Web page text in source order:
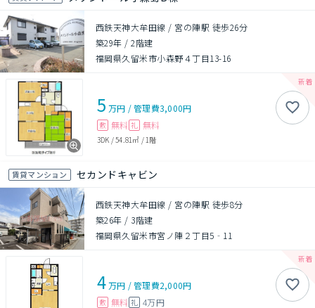
西鉄天神大牟田線 / 宮の陣駅 徒歩26分
築29年 /2階建
福岡県久留米市小森野４丁目13-16
5 万円 /管理費3,000円
敷 無料 礼 無料
3DK /54.81㎡ / 1階
賃貸マンション セカンドキャビン
西鉄天神大牟田線 / 宮の陣駅 徒歩8分
築26年 / 3階建
福岡県久留米市宮ノ陣２丁目5‐11
4万円 /管理費2,000円
敷 無料 礼 4万円